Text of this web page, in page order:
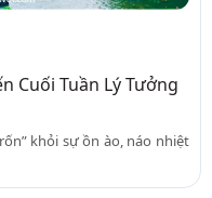
Cuối Tuần Lý Tưởng
khỏi sự ồn ào, náo nhiệt